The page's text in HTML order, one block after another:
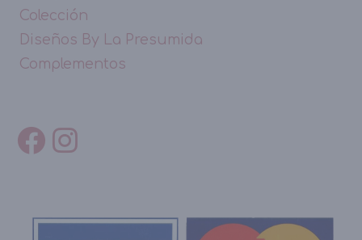
Colección
Diseños By La Presumida
Complementos